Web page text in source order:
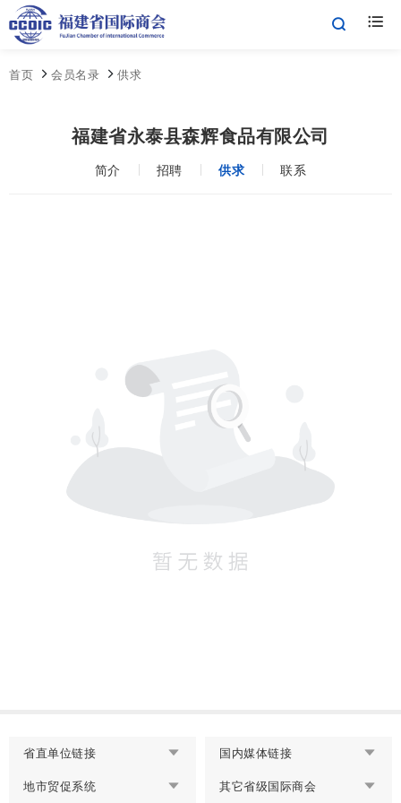
首页 会员名录 供求
福建省永泰县森辉食品有限公司
简介 招聘 供求 联系
省直单位链接 国内媒体链接
地市贸促系统 其它省级国际商会